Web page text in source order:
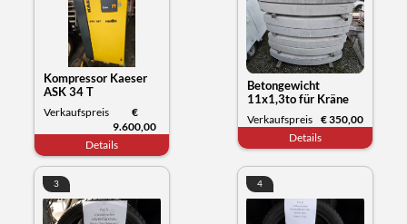
Kompressor Kaeser
ASK 34 T
Verkaufspreis
€
9.600,00
Details
Betongewicht
11x1,3to für Kräne
oder anderes
Verkaufspreis € 350,00
Details
3 4